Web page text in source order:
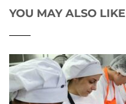
YOU MAY ALSO LIKE